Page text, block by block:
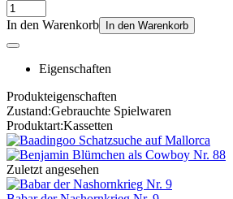
In den Warenkorb In den Warenkorb
Eigenschaften
Produkteigenschaften
Zustand:Gebrauchte Spielwaren
Produktart:Kassetten
Zuletzt angesehen